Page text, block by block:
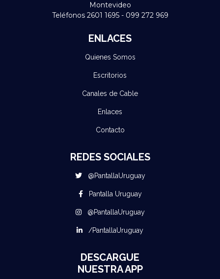
Montevideo
Teléfonos 2601 1695 - 099 272 969
ENLACES
Quienes Somos
Escritorios
Canales de Cable
Enlaces
Contacto
REDES SOCIALES
@PantallaUruguay
Pantalla Uruguay
@PantallaUruguay
/PantallaUruguay
DESCARGUE
NUESTRA APP